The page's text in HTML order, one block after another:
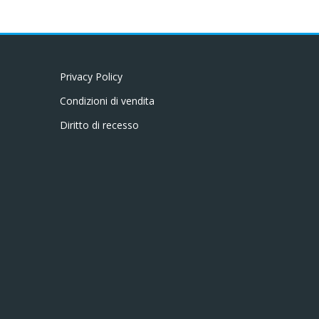
Privacy Policy
Condizioni di vendita
Diritto di recesso